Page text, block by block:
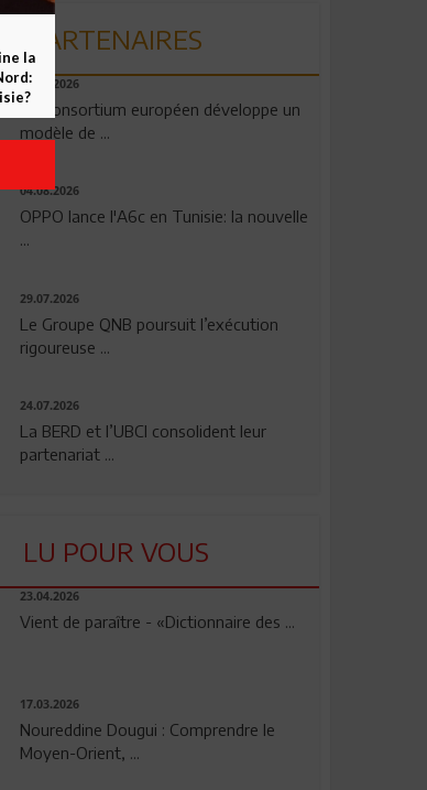
PARTENAIRES
06.08.2026
Un consortium européen développe un
modèle de ...
04.08.2026
OPPO lance l'A6c en Tunisie: la nouvelle
...
29.07.2026
Le Groupe QNB poursuit l’exécution
rigoureuse ...
24.07.2026
La BERD et l’UBCI consolident leur
partenariat ...
LU POUR VOUS
23.04.2026
Vient de paraître - «Dictionnaire des ...
17.03.2026
Noureddine Dougui : Comprendre le
Moyen-Orient, ...
la